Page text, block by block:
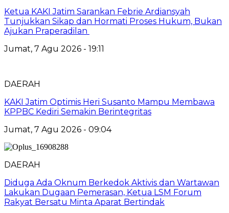
Ketua KAKI Jatim Sarankan Febrie Ardiansyah
Tunjukkan Sikap dan Hormati Proses Hukum, Bukan
Ajukan Praperadilan
Jumat, 7 Agu 2026 - 19:11
DAERAH
KAKI Jatim Optimis Heri Susanto Mampu Membawa
KPPBC Kediri Semakin Berintegritas
Jumat, 7 Agu 2026 - 09:04
DAERAH
Diduga Ada Oknum Berkedok Aktivis dan Wartawan
Lakukan Dugaan Pemerasan, Ketua LSM Forum
Rakyat Bersatu Minta Aparat Bertindak